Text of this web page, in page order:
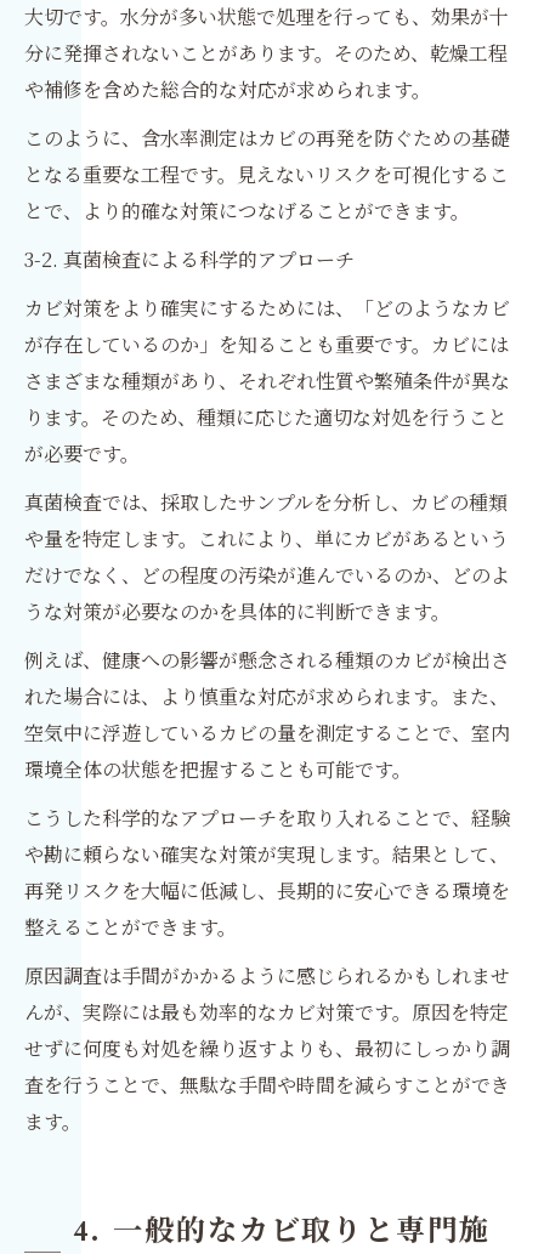
大切です。水分が多い状態で処理を行っても、効果が十
分に発揮されないことがあります。そのため、乾燥工程
や補修を含めた総合的な対応が求められます。
このように、含水率測定はカビの再発を防ぐための基礎
となる重要な工程です。見えないリスクを可視化するこ
とで、より的確な対策につなげることができます。
3-2. 真菌検査による科学的アプローチ
カビ対策をより確実にするためには、「どのようなカビ
が存在しているのか」を知ることも重要です。カビには
さまざまな種類があり、それぞれ性質や繁殖条件が異な
ります。そのため、種類に応じた適切な対処を行うこと
が必要です。
真菌検査では、採取したサンプルを分析し、カビの種類
や量を特定します。これにより、単にカビがあるという
だけでなく、どの程度の汚染が進んでいるのか、どのよ
うな対策が必要なのかを具体的に判断できます。
例えば、健康への影響が懸念される種類のカビが検出さ
れた場合には、より慎重な対応が求められます。また、
空気中に浮遊しているカビの量を測定することで、室内
環境全体の状態を把握することも可能です。
こうした科学的なアプローチを取り入れることで、経験
や勘に頼らない確実な対策が実現します。結果として、
再発リスクを大幅に低減し、長期的に安心できる環境を
整えることができます。
原因調査は手間がかかるように感じられるかもしれませ
んが、実際には最も効率的なカビ対策です。原因を特定
せずに何度も対処を繰り返すよりも、最初にしっかり調
査を行うことで、無駄な手間や時間を減らすことができ
ます。
4. 一般的なカビ取りと専門施